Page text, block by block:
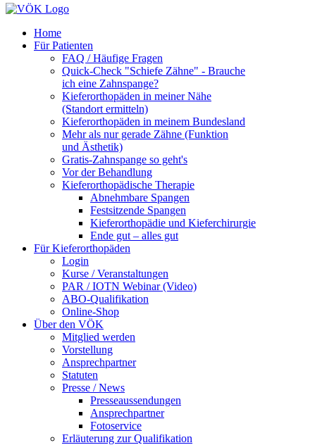
Home
Für Patienten
FAQ / Häufige Fragen
Quick-Check "Schiefe Zähne" - Brauche
ich eine Zahnspange?
Kieferorthopäden in meiner Nähe
(Standort ermitteln)
Kieferorthopäden in meinem Bundesland
Mehr als nur gerade Zähne (Funktion
und Ästhetik)
Gratis-Zahnspange so geht's
Vor der Behandlung
Kieferorthopädische Therapie
Abnehmbare Spangen
Festsitzende Spangen
Kieferorthopädie und Kieferchirurgie
Ende gut – alles gut
Für Kieferorthopäden
Login
Kurse / Veranstaltungen
PAR / IOTN Webinar (Video)
ABO-Qualifikation
Online-Shop
Über den VÖK
Mitglied werden
Vorstellung
Ansprechpartner
Statuten
Presse / News
Presseaussendungen
Ansprechpartner
Fotoservice
Erläuterung zur Qualifikation